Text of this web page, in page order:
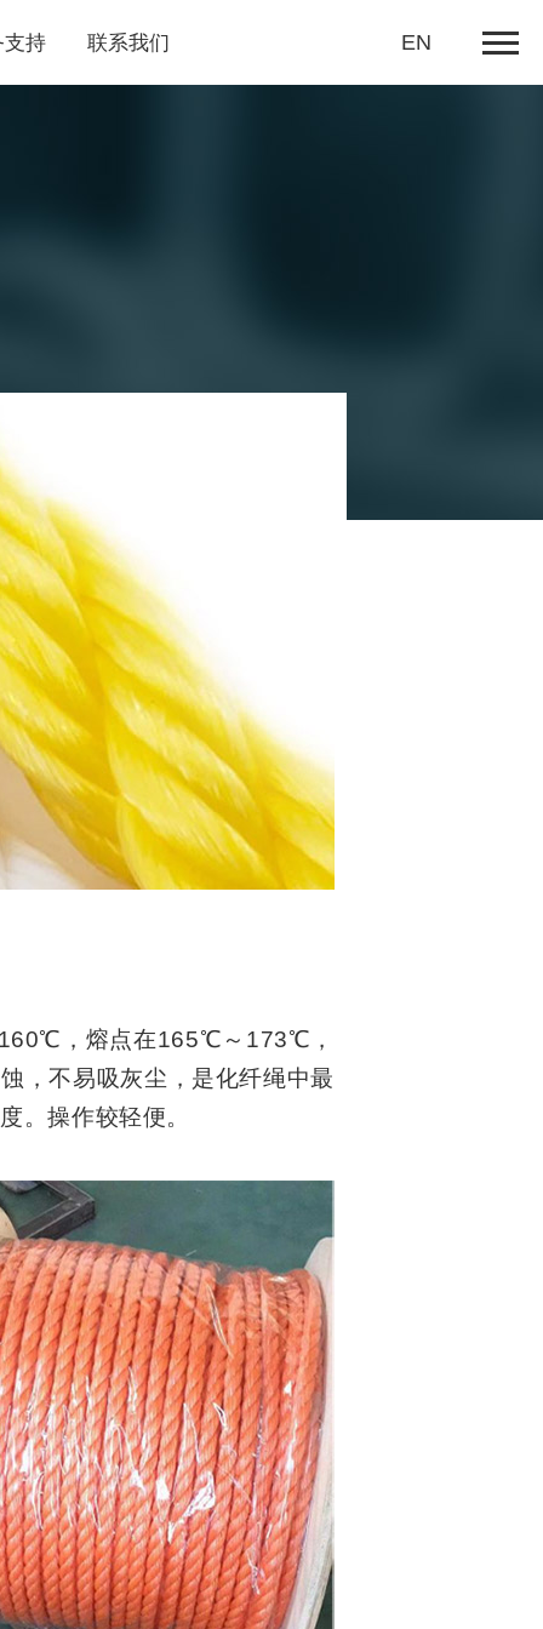
支持 联系我们 EN
，熔点在165℃～173℃，
，不易吸灰尘，是化纤绳中最
。操作较轻便。